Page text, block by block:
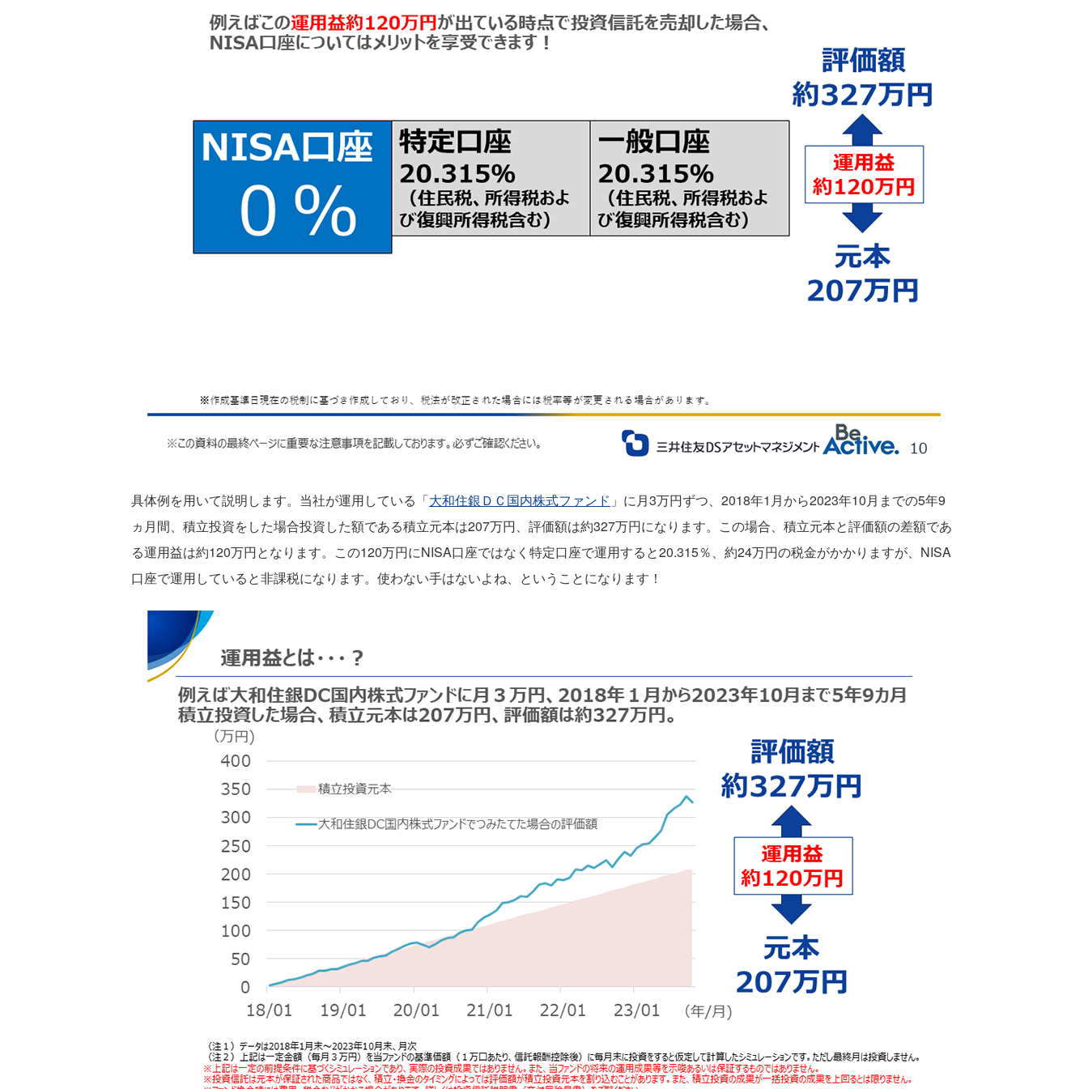
具体例を用いて説明します。当社が運用している「大和住銀ＤＣ国内株式ファンド 」に月3万円ずつ、2018年1月から2023年10月までの5年9
ヵ月間、積立投資をした場合投資した額である積立元本は207万円、評価額は約327万円になります。この場合、積立元本と評価額の差額であ
る運用益は約120万円となります。この120万円にNISA口座ではなく特定口座で運用すると20.315％、約24万円の税金がかかりますが、NISA
口座で運用していると非課税になります。使わない手はないよね、ということになります！